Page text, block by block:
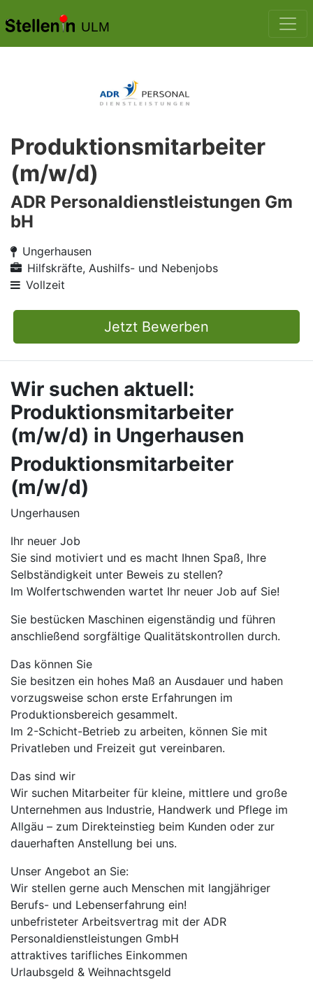
ULM
Produktionsmitarbeiter
(m/w/d)
ADR Personaldienstleistungen Gm
bH
Ungerhausen
Hilfskräfte, Aushilfs- und Nebenjobs
Vollzeit
Jetzt Bewerben
Wir suchen aktuell:
Produktionsmitarbeiter
(m/w/d) in Ungerhausen
Produktionsmitarbeiter
(m/w/d)
Ungerhausen
Ihr neuer Job
Sie sind motiviert und es macht Ihnen Spaß, Ihre
Selbständigkeit unter Beweis zu stellen?
Im Wolfertschwenden wartet Ihr neuer Job auf Sie!
Sie bestücken Maschinen eigenständig und führen
anschließend sorgfältige Qualitätskontrollen durch.
Das können Sie
Sie besitzen ein hohes Maß an Ausdauer und haben
vorzugsweise schon erste Erfahrungen im
Produktionsbereich gesammelt.
Im 2-Schicht-Betrieb zu arbeiten, können Sie mit
Privatleben und Freizeit gut vereinbaren.
Das sind wir
Wir suchen Mitarbeiter für kleine, mittlere und große
Unternehmen aus Industrie, Handwerk und Pflege im
Allgäu – zum Direkteinstieg beim Kunden oder zur
dauerhaften Anstellung bei uns.
Unser Angebot an Sie:
Wir stellen gerne auch Menschen mit langjähriger
Berufs- und Lebenserfahrung ein!
unbefristeter Arbeitsvertrag mit der ADR
Personaldienstleistungen GmbH
attraktives tarifliches Einkommen
Urlaubsgeld & Weihnachtsgeld